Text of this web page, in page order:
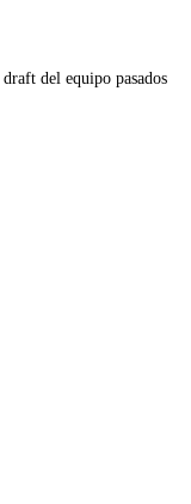
del equipo pasados